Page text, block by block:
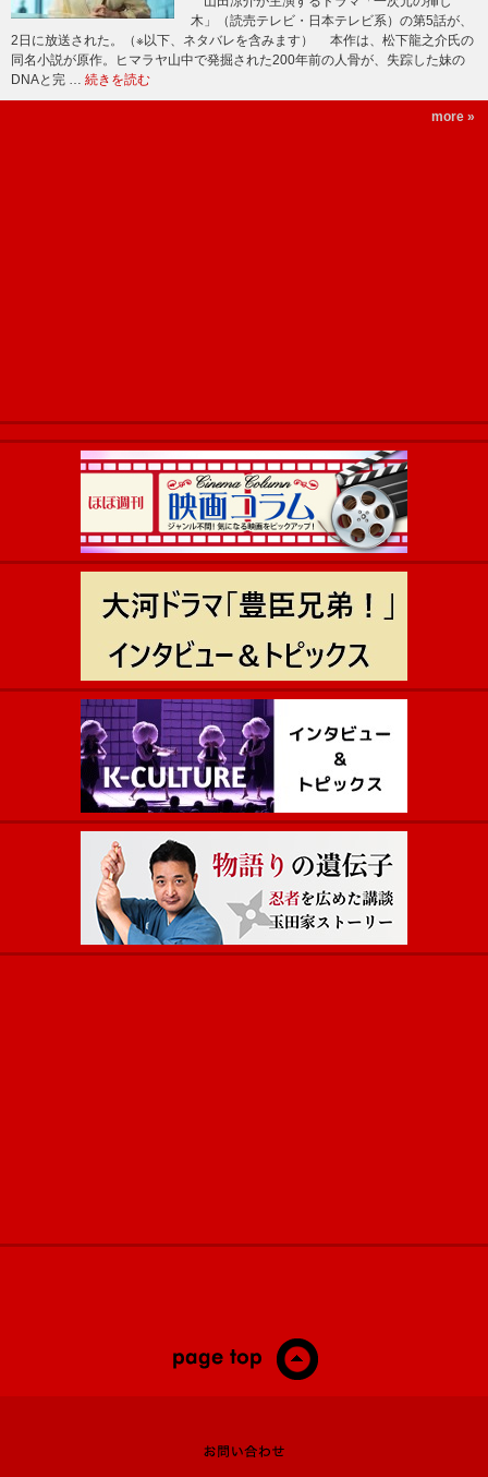
木」（読売テレビ・日本テレビ系）の第5話が、
2日に放送された。（※以下、ネタバレを含みます） 本作は、松下龍之介氏の
同名小説が原作。ヒマラヤ山中で発掘された200年前の人骨が、失踪した妹の
DNAと完 … 続きを読む
more »